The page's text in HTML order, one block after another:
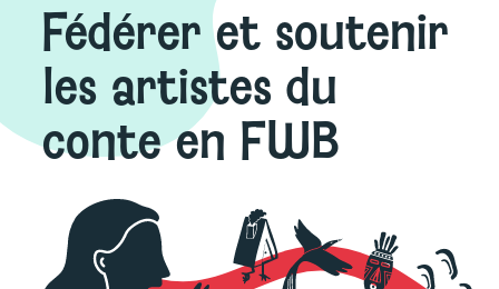
Fédérer et soutenir
les artistes du
conte en FWB